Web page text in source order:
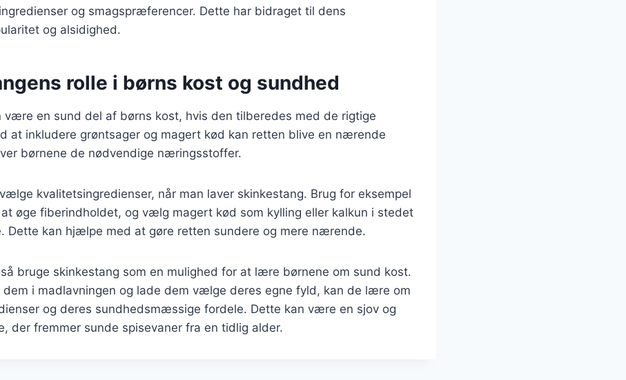
og smagspræferencer. Dette har bidraget til dens
og alsidighed.
rolle i børns kost og sundhed
være en sund del af børns kost, hvis den tilberedes med de rigtige
at inkludere grøntsager og magert kød kan retten blive en nærende
børnene de nødvendige næringsstoffer.
kvalitetsingredienser, når man laver skinkestang. Brug for eksempel
øge fiberindholdet, og vælg magert kød som kylling eller kalkun i stedet
Dette kan hjælpe med at gøre retten sundere og mere nærende.
bruge skinkestang som en mulighed for at lære børnene om sund kost.
dem i madlavningen og lade dem vælge deres egne fyld, kan de lære om
og deres sundhedsmæssige fordele. Dette kan være en sjov og
der fremmer sunde spisevaner fra en tidlig alder.